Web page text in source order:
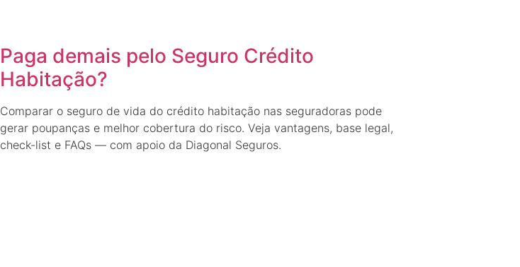
Paga demais pelo Seguro Crédito
Habitação?
Comparar o seguro de vida do crédito habitação nas seguradoras pode
gerar poupanças e melhor cobertura do risco. Veja vantagens, base legal,
check-list e FAQs — com apoio da Diagonal Seguros.